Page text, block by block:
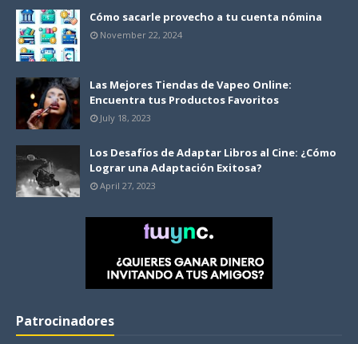
Cómo sacarle provecho a tu cuenta nómina
November 22, 2024
Las Mejores Tiendas de Vapeo Online:
Encuentra tus Productos Favoritos
July 18, 2023
Los Desafíos de Adaptar Libros al Cine: ¿Cómo
Lograr una Adaptación Exitosa?
April 27, 2023
Patrocinadores